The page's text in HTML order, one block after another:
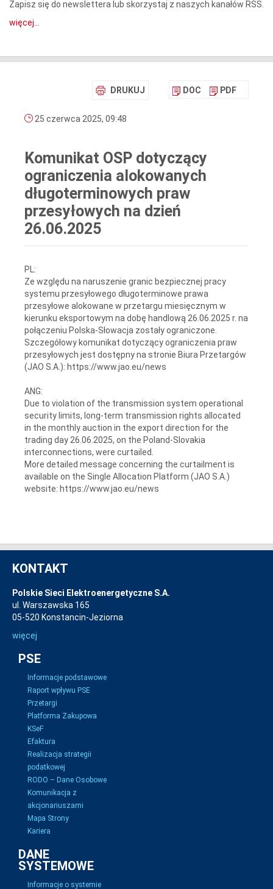
Zapisz się do newslettera lub skorzystaj z naszych kanałów RSS.
więcej...
DRUKUJ DOC PDF
25 czerwca 2025, 09:48
Komunikat OSP dotyczący
ograniczenia alokowanych
długoterminowych praw
przesyłowych na dzień
26.06.2025
PL:
Ze względu na naruszenie granic bezpiecznej pracy
systemu przesyłowego długoterminowe prawa
przesyłowe alokowane w przetargu miesięcznym w
kierunku eksportowym na dobę handlową 26.06.2025 r. na
połączeniu Polska-Słowacja zostały ograniczone.
Szczegółowy komunikat dotyczący ograniczenia praw
przesyłowych jest dostępny na stronie Biura Przetargów
(JAO S.A.): https://www.jao.eu/news
ANG:
Due to violation of the transmission system operational
security limits, long-term transmission rights allocated
in the monthly auction in the export direction for the
trading day 26.06.2025, on the Poland-Slovakia
interconnections, were curtailed.
More detailed message concerning the curtailment is
available on the Single Allocation Platform (JAO S.A.)
website: https://www.jao.eu/news
KONTAKT
Polskie Sieci Elektroenergetyczne S.A.
ul. Warszawska 165
05-520 Konstancin-Jeziorna
więcej
PSE
Informacje podstawowe
Raport wpływu PSE
Przetargi
Platforma Zakupowa
KSeF
Efaktura
Realizacja strategii
podatkowej
RODO – Dane Osobowe
Komunikacja z
akcjonariuszami
Mapa Strony
Kariera
DANE
SYSTEMOWE
Informacje o systemie